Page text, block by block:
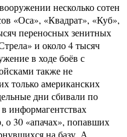
несколько сотен
«Оса», «Квадрат», «Куб»,
переносных зенитных
и около 4 тысяч
в ходе боёв с
также не
только американских
дни сбивали по
в информагентствах
о 30 «апачах», попавших